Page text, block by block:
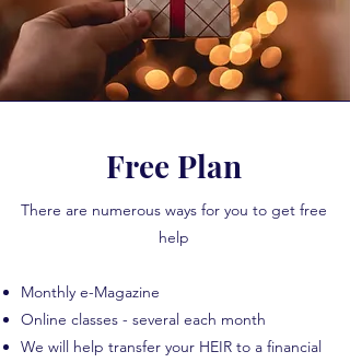
Free Plan
There are numerous ways for you to get free
help
Monthly e-Magazine
Online classes - several each month
We will help transfer your HEIR to a financial